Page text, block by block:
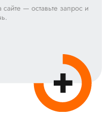
— оставьте запрос и